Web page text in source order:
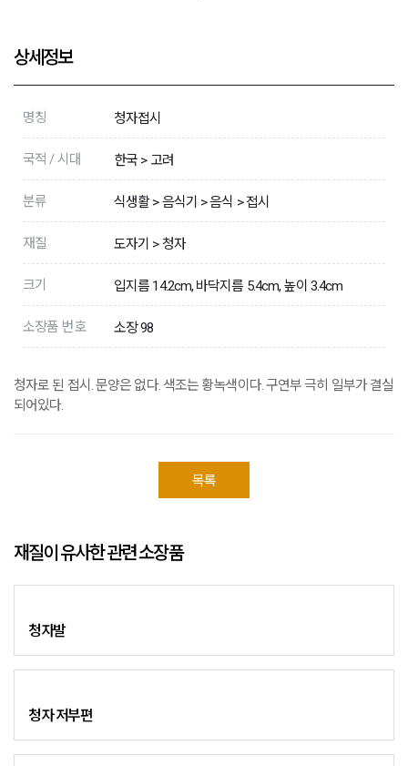
상세정보
명칭 청자접시
국적 / 시대 한국 > 고려
분류 식생활 > 음식기 > 음식 > 접시
재질 도자기 > 청자
크기 입지름 14.2cm, 바닥지름 5.4cm, 높이 3.4cm
소장품 번호 소장 98
청자로 된 접시. 문양은 없다. 색조는 황녹색이다. 구연부 극히 일부가 결실
되어있다.
목록
재질이 유사한 관련 소장품
청자발
청자 저부편